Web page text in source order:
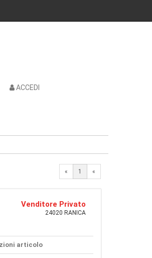
ACCEDI
« 1 «
Venditore Privato
24020 RANICA
articolo